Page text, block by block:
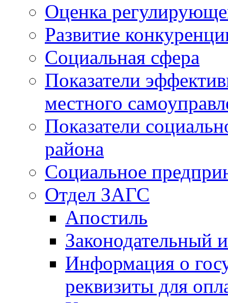
Оценка
Развитие
Социальная сфера
Показатели
местного
Показатели
района
Социальное
Отдел ЗАГС
Апостиль
Законодательный
Информация о
реквизиты для